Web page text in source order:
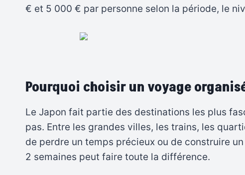
€ et 5 000 € par personne selon la période, le
Pourquoi choisir un voyage
Le Japon fait partie des destinations les plus
pas. Entre les grandes villes, les trains, les
de perdre un temps précieux ou de construire
2 semaines peut faire toute la différence.